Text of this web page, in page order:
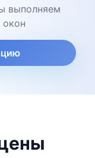
выполняем